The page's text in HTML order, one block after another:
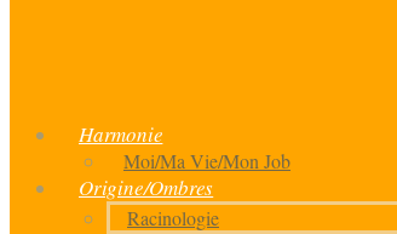
Harmonie
Moi/Ma Vie/Mon Job
Origine/Ombres
Racinologie